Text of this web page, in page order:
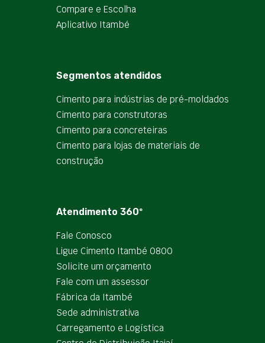
Compare e Escolha
Aplicativo Itambé
Segmentos atendidos
Cimento para indústrias de pré-moldados
Cimento para construtoras
Cimento para concreteiras
Cimento para lojas de materiais de
construção
Atendimento 360º
Fale Conosco
Ligue Cimento Itambé 0800
Solicite um orçamento
Fale com um assessor
Fábrica da Itambé
Sede administrativa
Carregamento e Logística